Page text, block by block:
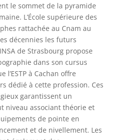
le sommet de la pyramide
L’École supérieure des
rattachée au Cnam au
décennies les futurs
de Strasbourg propose
dans son cursus
l’ESTP à Cachan offre
dédié à cette profession. Ces
garantissent un
niveau associant théorie et
de pointe en
et de nivellement. Les